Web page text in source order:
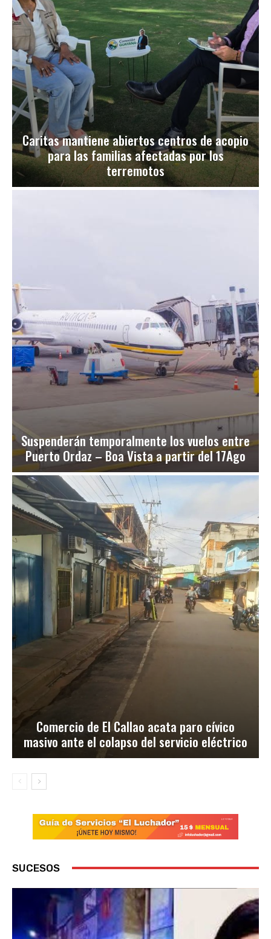
Caritas mantiene abiertos centros de acopio
para las familias afectadas por los
terremotos
Suspenderán temporalmente los vuelos entre
Puerto Ordaz – Boa Vista a partir del 17Ago
Comercio de El Callao acata paro cívico
masivo ante el colapso del servicio eléctrico
SUCESOS